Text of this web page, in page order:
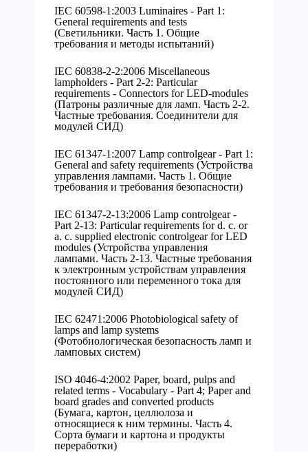
IEC 60598-1:2003 Luminaires - Part 1:
General requirements and tests
(Светильники. Часть 1. Общие
требования и методы испытаний)
IEC 60838-2-2:2006 Miscellaneous
lampholders - Part 2-2: Particular
requirements - Connectors for LED-modules
(Патроны различные для ламп. Часть 2-2.
Частные требования. Соединители для
модулей СИД)
IEC 61347-1:2007 Lamp controlgear - Part 1:
General and safety requirements (Устройства
управления лампами. Часть 1. Общие
требования и требования безопасности)
IEC 61347-2-13:2006 Lamp controlgear -
Part 2-13: Particular requirements for d. с. or
а. с. supplied electronic controlgear for LED
modules (Устройства управления
лампами. Часть 2-13. Частные требования
к электронным устройствам управления
постоянного или переменного тока для
модулей СИД)
IEC 62471:2006 Photobiological safety of
lamps and lamp systems
(Фотобиологическая безопасность ламп и
ламповых систем)
ISO 4046-4:2002 Paper, board, pulps and
related terms - Vocabulary - Part 4; Paper and
board grades and converted products
(Бумага, картон, целлюлоза и
относящиеся к ним термины. Часть 4.
Сорта бумаги и картона и продукты
переработки)